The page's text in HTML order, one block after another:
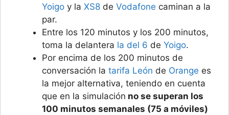
Yoigo y la XS8 de Vodafone caminan a la
par.
Entre los 120 minutos y los 200 minutos,
toma la delantera la del 6 de Yoigo.
Por encima de los 200 minutos de
conversación la tarifa León de Orange es
la mejor alternativa, teniendo en cuenta
que en la simulación no se superan los
100 minutos semanales (75 a móviles)